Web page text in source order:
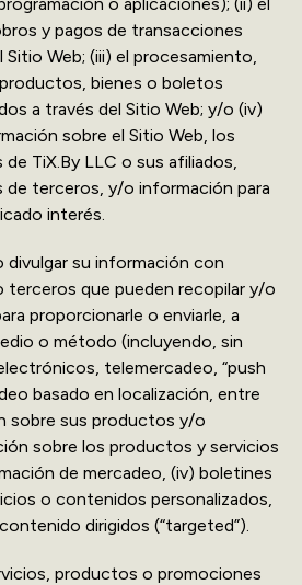
y pagos de transacciones
Sitio Web; (iii) el procesamiento,
bienes o boletos
a través del Sitio Web; y/o (iv)
sobre el Sitio Web, los
TiX.By LLC o sus afiliados,
terceros, y/o información para
interés.
divulgar su información con
que pueden recopilar y/o
proporcionarle o enviarle, a
o método (incluyendo, sin
telemercadeo, “push
basado en localización, entre
sobre sus productos y/o
sobre los productos y servicios
de mercadeo, (iv) boletines
o contenidos personalizados,
dirigidos (“targeted”).
productos o promociones